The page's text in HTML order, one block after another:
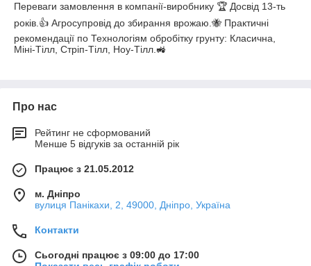
Переваги замовлення в компанії-виробнику 🏆 Досвід 13-ть
років.👍 Агросупровід до збирання врожаю.🐝 Практичні
рекомендації по Технологіям обробітку грунту: Класична,
Міні-Тілл, Стріп-Тілл, Ноу-Тілл.🚜
Про нас
Рейтинг не сформований
Менше 5 відгуків за останній рік
Працює з 21.05.2012
м. Дніпро
вулиця Панікахи, 2, 49000, Дніпро, Україна
Контакти
Сьогодні працює з 09:00 до 17:00